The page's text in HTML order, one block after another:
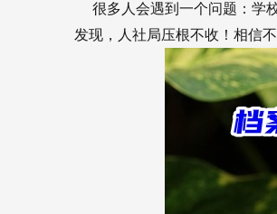
很多人会遇到一个问题：学
发现，人社局压根不收！相信